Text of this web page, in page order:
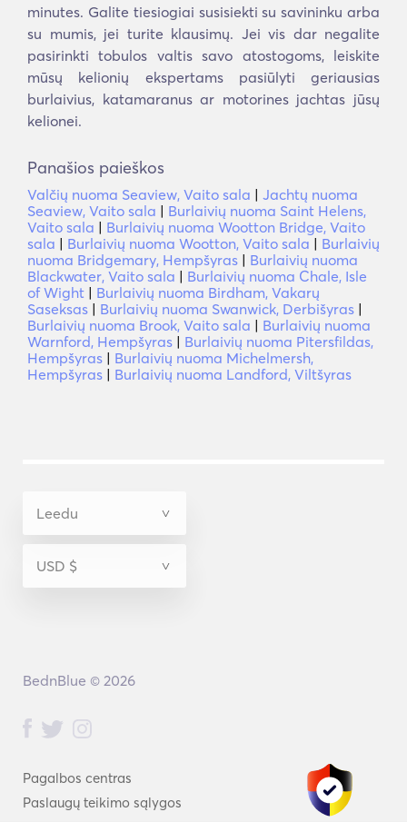
minutes. Galite tiesiogiai susisiekti su savininku arba
su mumis, jei turite klausimų. Jei vis dar negalite
pasirinkti tobulos valtis savo atostogoms, leiskite
mūsų kelionių ekspertams pasiūlyti geriausias
burlaivius, katamaranus ar motorines jachtas jūsų
kelionei.
Panašios paieškos
Valčių nuoma Seaview, Vaito sala | Jachtų nuoma
Seaview, Vaito sala | Burlaivių nuoma Saint Helens,
Vaito sala | Burlaivių nuoma Wootton Bridge, Vaito
sala | Burlaivių nuoma Wootton, Vaito sala | Burlaivių
nuoma Bridgemary, Hempšyras | Burlaivių nuoma
Blackwater, Vaito sala | Burlaivių nuoma Chale, Isle
of Wight | Burlaivių nuoma Birdham, Vakarų
Saseksas | Burlaivių nuoma Swanwick, Derbišyras |
Burlaivių nuoma Brook, Vaito sala | Burlaivių nuoma
Warnford, Hempšyras | Burlaivių nuoma Pitersfildas,
Hempšyras | Burlaivių nuoma Michelmersh,
Hempšyras | Burlaivių nuoma Landford, Viltšyras
Pagalbos centras
Paslaugų teikimo sąlygos
BednBlue © 2026